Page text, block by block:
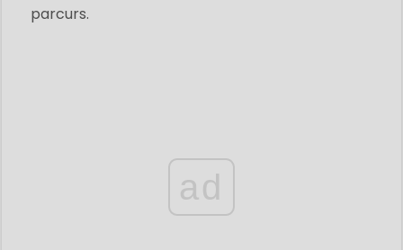
parcurs.
ad